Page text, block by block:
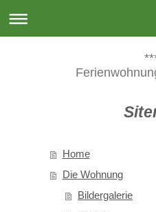
Home
Die Wohnung
Bildergalerie